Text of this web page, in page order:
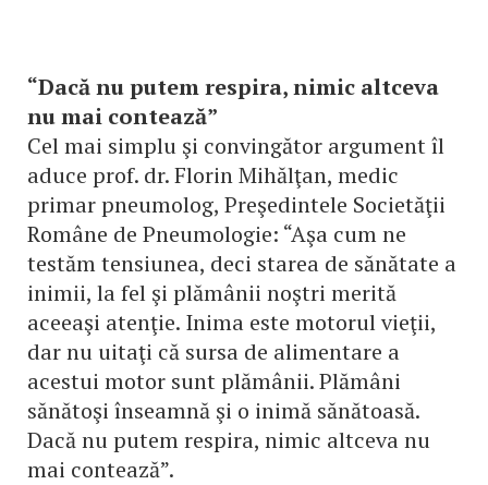
“Dacă nu putem respira, nimic altceva
nu mai contează”
Cel mai simplu şi convingător argument îl
aduce prof. dr. Florin Mihălţan, medic
primar pneumolog, Preşedintele Societăţii
Române de Pneumologie: “Aşa cum ne
testăm tensiunea, deci starea de sănătate a
inimii, la fel şi plămânii noştri merită
aceeaşi atenţie. Inima este motorul vieţii,
dar nu uitaţi că sursa de alimentare a
acestui motor sunt plămânii. Plămâni
sănătoşi înseamnă şi o inimă sănătoasă.
Dacă nu putem respira, nimic altceva nu
mai contează”.